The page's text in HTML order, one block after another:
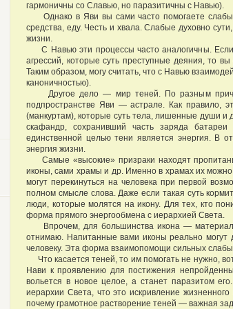
гармоничны со Славью, но паразитичны с Навью).
Однако в Яви вы сами часто помогаете
средства, еду. Честь и хвала. Слабые духовно
жизни.
С Навью эти процессы часто аналогичны. Если
агрессий, которые суть преступные деяния, то
Таким образом, могу считать, что с Навью
каноничностью).
Другое дело — мир теней. По разным
подпространстве Яви — астрале. Как правило,
(манкуртам), которые суть тела, лишенные души
скафандр, сохранивший часть заряда
единственной целью тени является энергия. В
энергия жизни.
Самые «высокие» призраки находят
иконы, сами храмы и др. Именно в храмах их можно
могут перекинуться на человека при первой
полном смысле слова. Даже если такая суть
люди, которые молятся на икону. Для тех, кто
форма прямого энергообмена с иерархией Света.
Впрочем, для большинства икона —
отнимаю. Напитанные вами иконы реально могут
человеку. Эта форма взаимопомощи сильных
Что касается теней, то им помогать не нужно,
Нави к проявлению для постижения
вольется в новое целое, а станет паразитом
иерархии Света, что это искривление
почему грамотное растворение теней — важная